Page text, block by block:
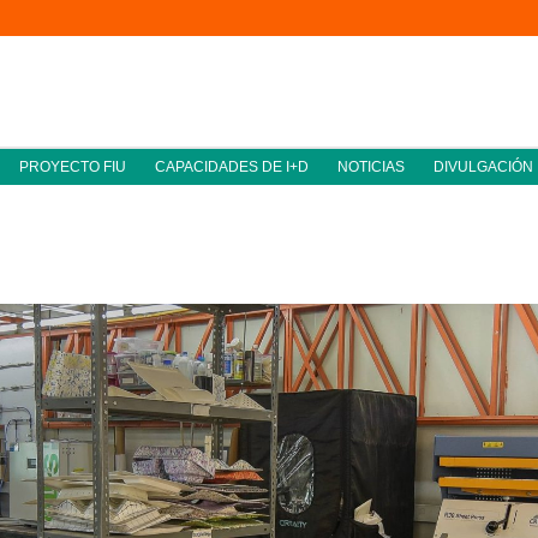
PROYECTO FIU CAPACIDADES DE I+D NOTICIAS DIVULGACIÓN